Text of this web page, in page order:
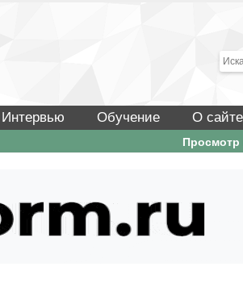
Интервью Обучение О сайте
Просмотр